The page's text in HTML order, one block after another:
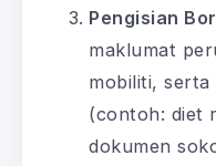
Pengisian
maklumat
mobiliti, serta
(contoh: diet
dokumen